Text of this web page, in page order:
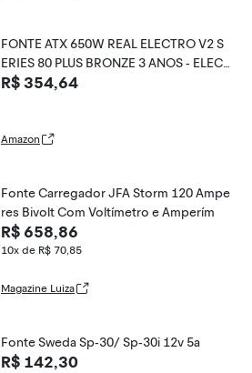
FONTE ATX 650W REAL ELECTRO V2 S
ERIES 80 PLUS BRONZE 3 ANOS - ELEC
V2PTO650W - PCYES
R$ 354,64
Amazon
Fonte Carregador JFA Storm 120 Ampe
res Bivolt Com Voltímetro e Amperím
R$ 658,86
10x de R$ 70,85
Magazine Luiza
Fonte Sweda Sp-30/ Sp-30i 12v 5a
R$ 142,30